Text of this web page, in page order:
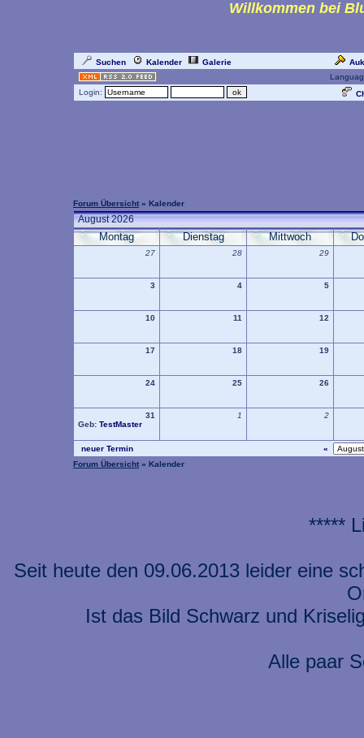
Willkommen bei
Suchen Kalender Galerie
Login:
Forum Übersicht » Kalender
August 2026
Montag Dienstag Mittwoch
27 28 29
3 4 5
10 11 12
17 18 19
24 25 26
31
Geb: TestMaster
1 2
neuer Termin
«
Forum Übersicht » Kalender
*****
Seit heute den 09.06.2013 leider eine
Ist das Bild Schwarz und
Alle paar